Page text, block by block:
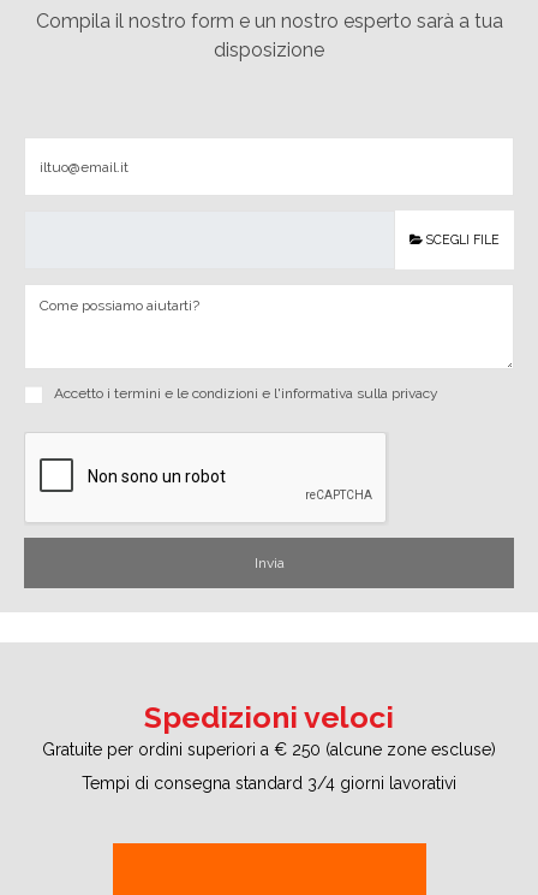
Compila il nostro form e un nostro esperto sarà a tua
disposizione
SCEGLI FILE
Accetto i termini e le condizioni e l'informativa sulla privacy
Spedizioni veloci
Gratuite per ordini superiori a € 250 (alcune zone escluse)
Tempi di consegna standard 3/4 giorni lavorativi